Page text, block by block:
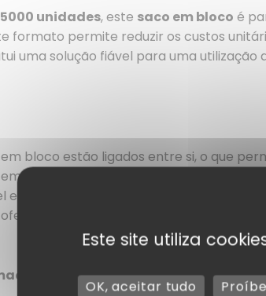
5000 unidades, este saco em bloco é
formato permite reduzir os custos
uma solução fiável para uma utilização
bloco estão ligados entre si, o que
bloco estão agrupados, o que facilita
em vários tamanhos e materiais, de
uma barreira protetora contra
:
Este site utiliza
OK, aceitar tudo